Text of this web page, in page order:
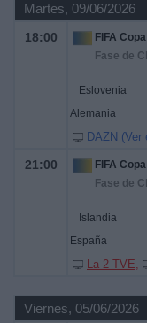
Martes, 09/06/2026
18:00
FIFA
Fase de
Eslovenia
Alemania
DAZN (Ver
21:00
FIFA
Fase de
Islandia
España
La 2 TVE
Viernes, 05/06/2026